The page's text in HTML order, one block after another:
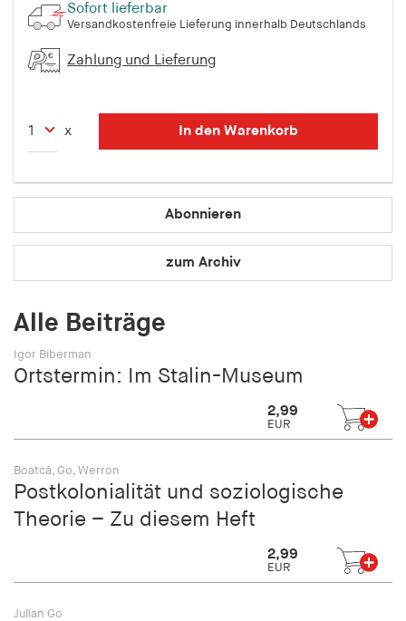
Sofort lieferbar
Versandkostenfreie Lieferung innerhalb Deutschlands
Zahlung und Lieferung
x In den Warenkorb
Abonnieren
zum Archiv
Alle Beiträge
Igor Biberman
Ortstermin: Im Stalin-Museum
2,99
EUR
Boatcă, Go, Werron
Postkolonialität und soziologische
Theorie – Zu diesem Heft
2,99
EUR
Julian Go
Name:
fe_typo_user
Anbieter:
Cookie Laufzeit:
Sitzung
fonts_loaded
fonts_loaded
Anbieter:
Cookie Laufzeit:
7 Tage